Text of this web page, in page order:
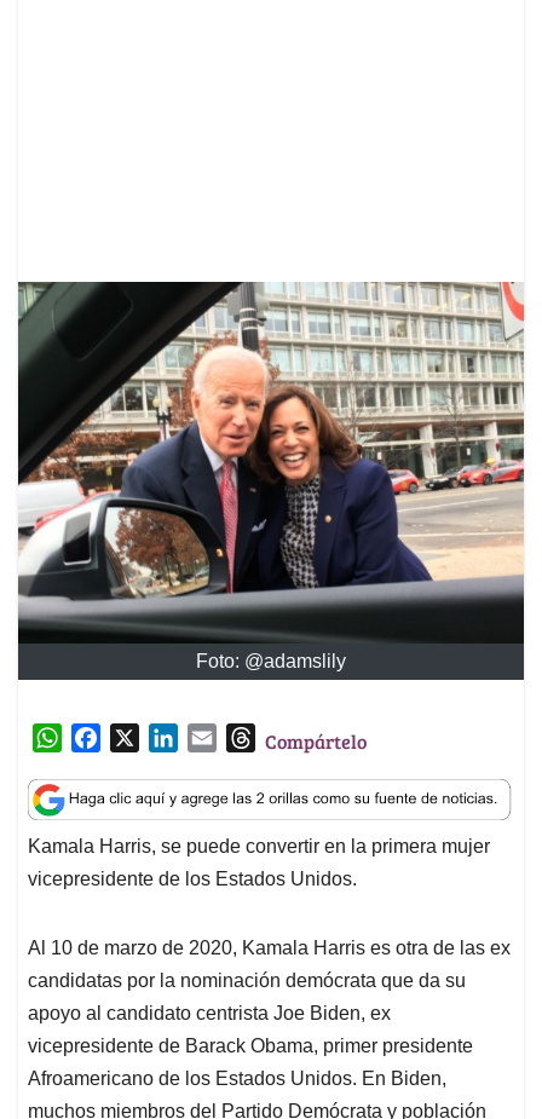
Foto: @adamslily
W
a
t
s
A
p
c
e
b
o
k
n
k
e
d
n
a
i
l
T
r
e
a
d
Compártelo
Kamala Harris, se puede convertir en la primera mujer
vicepresidente de los Estados Unidos.
Al 10 de marzo de 2020, Kamala Harris es otra de las ex
candidatas por la nominación demócrata que da su
apoyo al candidato centrista Joe Biden, ex
vicepresidente de Barack Obama, primer presidente
Afroamericano de los Estados Unidos. En Biden,
muchos miembros del Partido Demócrata y población